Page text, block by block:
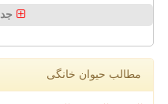
مطالب حیوان خانگی